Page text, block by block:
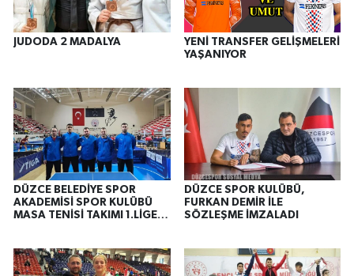
JUDODA 2 MADALYA
YENİ TRANSFER GELİŞMELERİ
YAŞANIYOR
DÜZCE BELEDİYE SPOR
AKADEMİSİ SPOR KULÜBÜ
MASA TENİSİ TAKIMI 1.LİGE
DÜZCE SPOR KULÜBÜ,
FURKAN DEMİR İLE
SÖZLEŞME İMZALADI